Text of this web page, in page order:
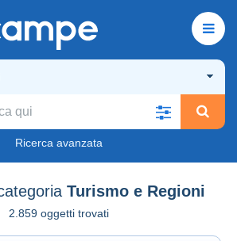
Ricerca avanzata
Turismo e Regioni
2.859 oggetti trovati